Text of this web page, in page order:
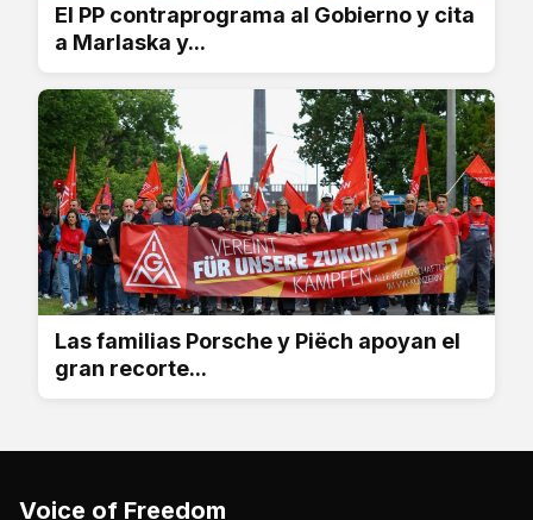
El PP contraprograma al Gobierno y cita
a Marlaska y...
Las familias Porsche y Piëch apoyan el
gran recorte...
Voice of Freedom